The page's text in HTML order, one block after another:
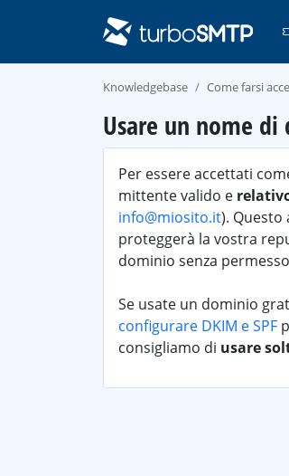
Knowledgebase Come farsi
Usare un nome
Per essere accettati
mittente valido e
info@miosito.it). Questo
proteggerà la vostra
dominio senza
Se usate un dominio
configurare DKIM e SPF
consigliamo di usare